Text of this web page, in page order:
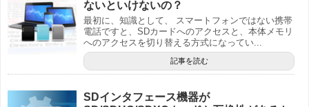
ないといけないの？
最初に、知識として、 スマートフォンではない携帯
電話ですと、SDカードへのアクセスと、本体メモリ
へのアクセスを切り替える方式になってい...
記事を読む
SDインタフェース機器が